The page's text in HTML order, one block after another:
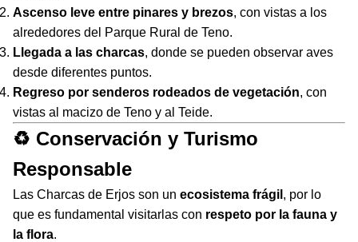
Ascenso leve entre pinares y brezos, con vistas a los
alrededores del Parque Rural de Teno.
Llegada a las charcas, donde se pueden observar aves
desde diferentes puntos.
Regreso por senderos rodeados de vegetación, con
vistas al macizo de Teno y al Teide.
♻️ Conservación y Turismo
Responsable
Las Charcas de Erjos son un ecosistema frágil , por lo
que es fundamental visitarlas con respeto por la fauna y
la flora.